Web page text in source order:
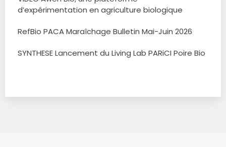
d’expérimentation en agriculture biologique
RefBio PACA Maraîchage Bulletin Mai-Juin 2026
SYNTHESE Lancement du Living Lab PARiCI Poire Bio